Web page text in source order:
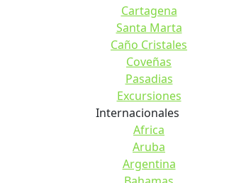
Cartagena
Santa Marta
Caño Cristales
Coveñas
Pasadias
Excursiones
Internacionales
Africa
Aruba
Argentina